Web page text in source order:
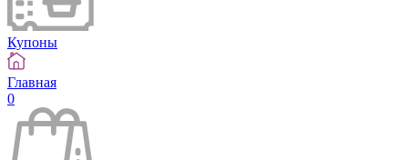
Купоны
Главная
0